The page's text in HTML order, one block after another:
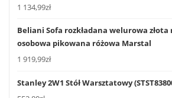
1 134,99zł
Beliani Sofa rozkładana welurowa złota
osobowa pikowana różowa Marstal
1 919,99zł
Stanley 2W1 Stół Warsztatowy